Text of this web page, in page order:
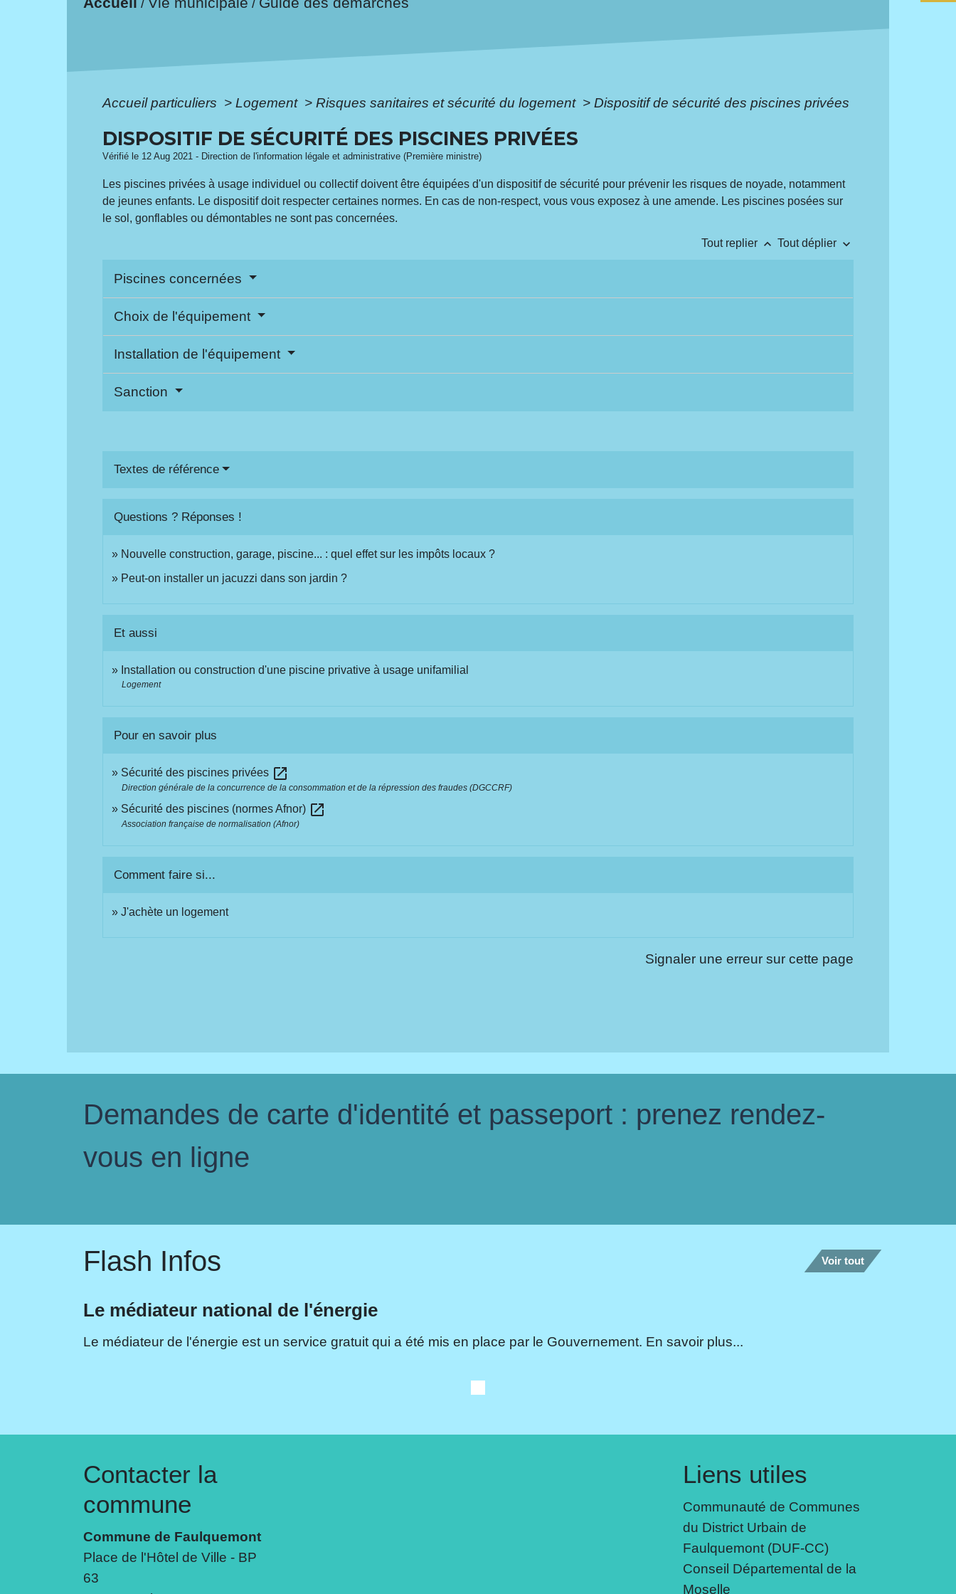
/ /
Accueil particuliers > Logement > Risques sanitaires et sécurité du logement > Dispositif de sécurité des piscines privées
DISPOSITIF DE SÉCURITÉ DES PISCINES PRIVÉES
Vérifié le 12 Aug 2021 - Direction de l'information légale et administrative (Première ministre)
Les piscines privées à usage individuel ou collectif doivent être équipées d'un dispositif de sécurité pour prévenir les risques de noyade, notamment
de jeunes enfants. Le dispositif doit respecter certaines normes. En cas de non-respect, vous vous exposez à une amende. Les piscines posées sur
le sol, gonflables ou démontables ne sont pas concernées.
Tout replier keyboard_arrow_up Tout déplier keyboard_arrow_down
Piscines concernées
Choix de l'équipement
Installation de l'équipement
Sanction
Textes de référence
Questions ? Réponses !
Nouvelle construction, garage, piscine... : quel effet sur les impôts locaux ?
Peut-on installer un jacuzzi dans son jardin ?
Et aussi
Installation ou construction d'une piscine privative à usage unifamilial
Logement
Pour en savoir plus
Sécurité des piscines privées open_in_new
Direction générale de la concurrence de la consommation et de la répression des fraudes (DGCCRF)
Sécurité des piscines (normes Afnor) open_in_new
Association française de normalisation (Afnor)
Comment faire si...
J'achète un logement
Signaler une erreur sur cette page
Demandes de carte d'identité et passeport : prenez rendez-
vous en ligne
Flash Infos Voir tout
Le médiateur national de l'énergie
Le médiateur de l'énergie est un service gratuit qui a été mis en place par le Gouvernement. En savoir plus...
Contacter la
commune
Commune de Faulquemont
Place de l'Hôtel de Ville - BP
63
Liens utiles
Communauté de Communes
du District Urbain de
Faulquemont (DUF-CC)
Conseil Départemental de la
Moselle